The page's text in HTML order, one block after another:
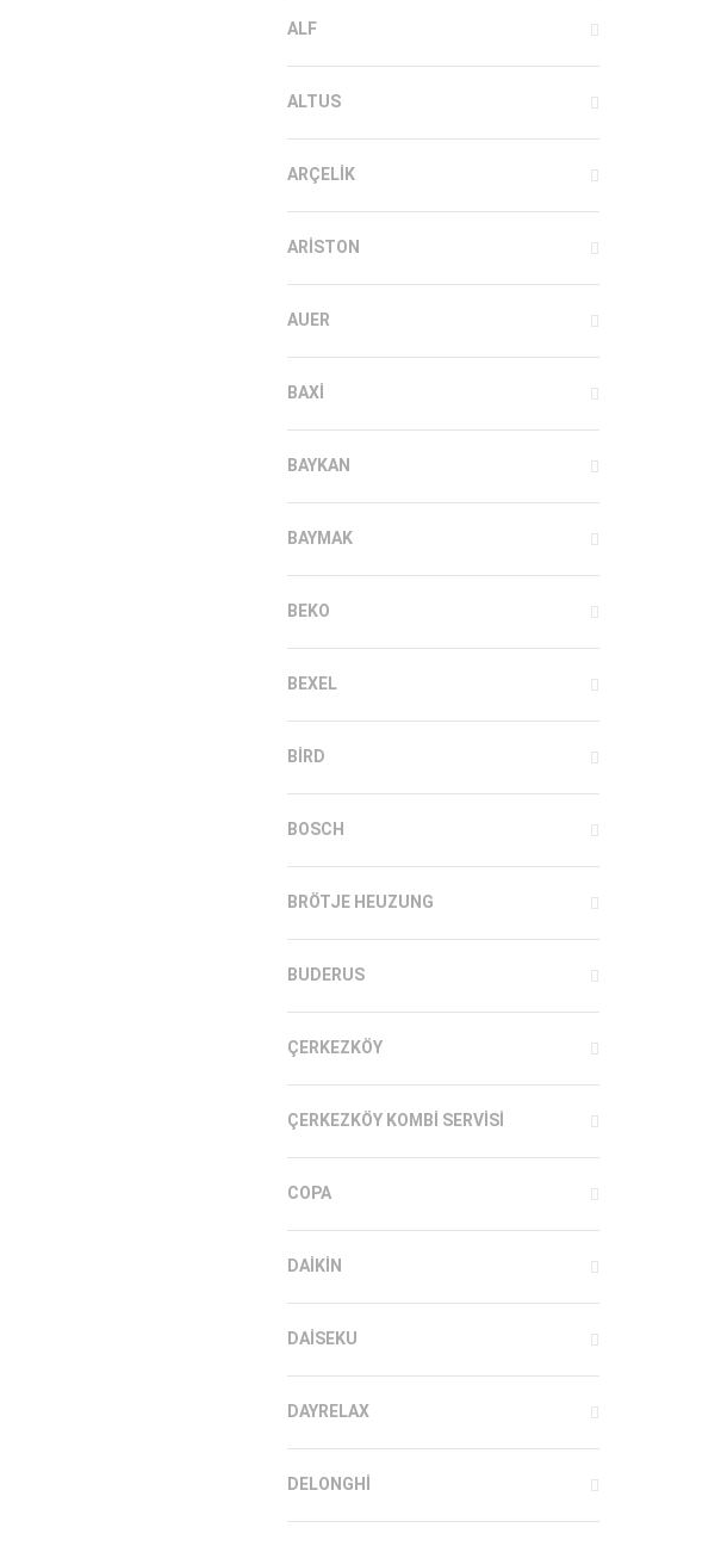
ALF
ALTUS
ARÇELIK
ARISTON
AUER
BAXI
BAYKAN
BAYMAK
BEKO
BEXEL
BIRD
BOSCH
BRÖTJE HEUZUNG
BUDERUS
ÇERKEZKÖY
ÇERKEZKÖY KOMBI SERVISI
COPA
DAIKIN
DAISEKU
DAYRELAX
DELONGHI